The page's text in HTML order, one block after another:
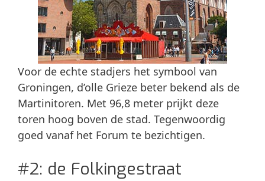
Voor de echte stadjers het symbool van
Groningen, d’olle Grieze beter bekend als de
Martinitoren. Met 96,8 meter prijkt deze
toren hoog boven de stad. Tegenwoordig
goed vanaf het Forum te bezichtigen.
#2: de Folkingestraat